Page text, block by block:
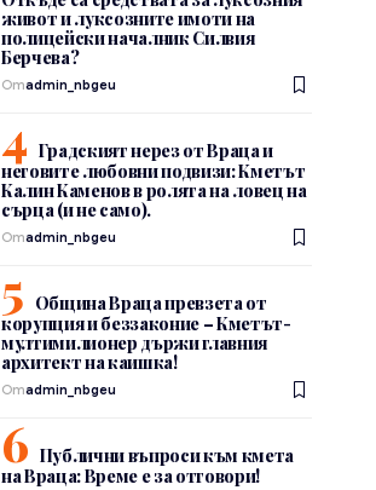
живот и луксозните имоти на
полицейски началник Силвия
Берчева?
Отadmin_nbgeu
Градският нерез от Враца и
неговите любовни подвизи: Кметът
Калин Каменов в ролята на ловец на
сърца (и не само).
Отadmin_nbgeu
Община Враца превзета от
корупция и беззаконие – Кметът-
мултимилионер държи главния
архитект на каишка!
Отadmin_nbgeu
Публични въпроси към кмета
на Враца: Време е за отговори!